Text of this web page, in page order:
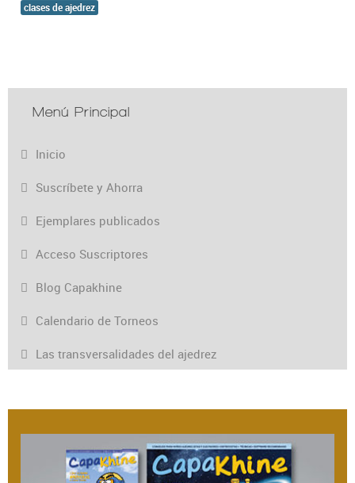
clases de ajedrez
Menú Principal
Inicio
Suscríbete y Ahorra
Ejemplares publicados
Acceso Suscriptores
Blog Capakhine
Calendario de Torneos
Las transversalidades del ajedrez